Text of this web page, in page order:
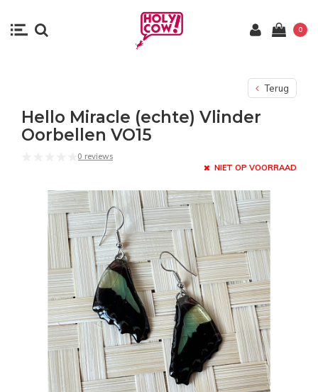
0
Terug
Hello Miracle (echte) Vlinder
Oorbellen VO15
0 reviews
NIET OP VOORRAAD